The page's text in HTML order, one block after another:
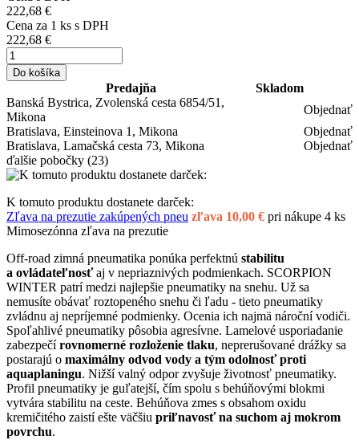
222,68 €
Cena za 1 ks s DPH
222,68 €
Do košíka
Predajňa
Skladom
Banská Bystrica, Zvolenská cesta 6854/51,
Mikona
Objednať
Bratislava, Einsteinova 1, Mikona
Objednať
Bratislava, Lamačská cesta 73, Mikona
Objednať
ďalšie pobočky (23)
K tomuto produktu dostanete darček:
Zľava na prezutie zakúpených pneu zľava 10,00 € pri nákupe 4 ks
Mimosezónna zľava na prezutie
Off-road zimná pneumatika ponúka perfektnú stabilitu
a ovládateľnosťaj v nepriaznivých podmienkach. SCORPION
WINTER patrí medzi najlepšie pneumatiky na snehu. Už sa
nemusíte obávať roztopeného snehu či ľadu - tieto pneumatiky
zvládnu aj nepríjemné podmienky. Ocenia ich najmä nároční vodiči.
Spoľahlivé pneumatiky pôsobia agresívne. Lamelové usporiadanie
zabezpečírovnomerné rozloženie tlaku, neprerušované drážky sa
postarajú o maximálny odvod vody a tým odolnosť proti
aquaplaningu. Nižší valný odpor zvyšuje životnosť pneumatiky.
Profil pneumatiky je guľatejší, čím spolu s behúňovými blokmi
vytvára stabilitu na ceste. Behúňova zmes s obsahom oxidu
kremičitého zaistí ešte väčšiu priľnavosť na suchom aj mokrom
povrchu.